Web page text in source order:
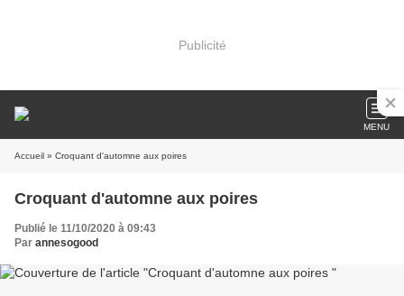
Publicité
MENU
Accueil » Croquant d'automne aux poires
Croquant d'automne aux poires
Publié le 11/10/2020 à 09:43
Par annesogood